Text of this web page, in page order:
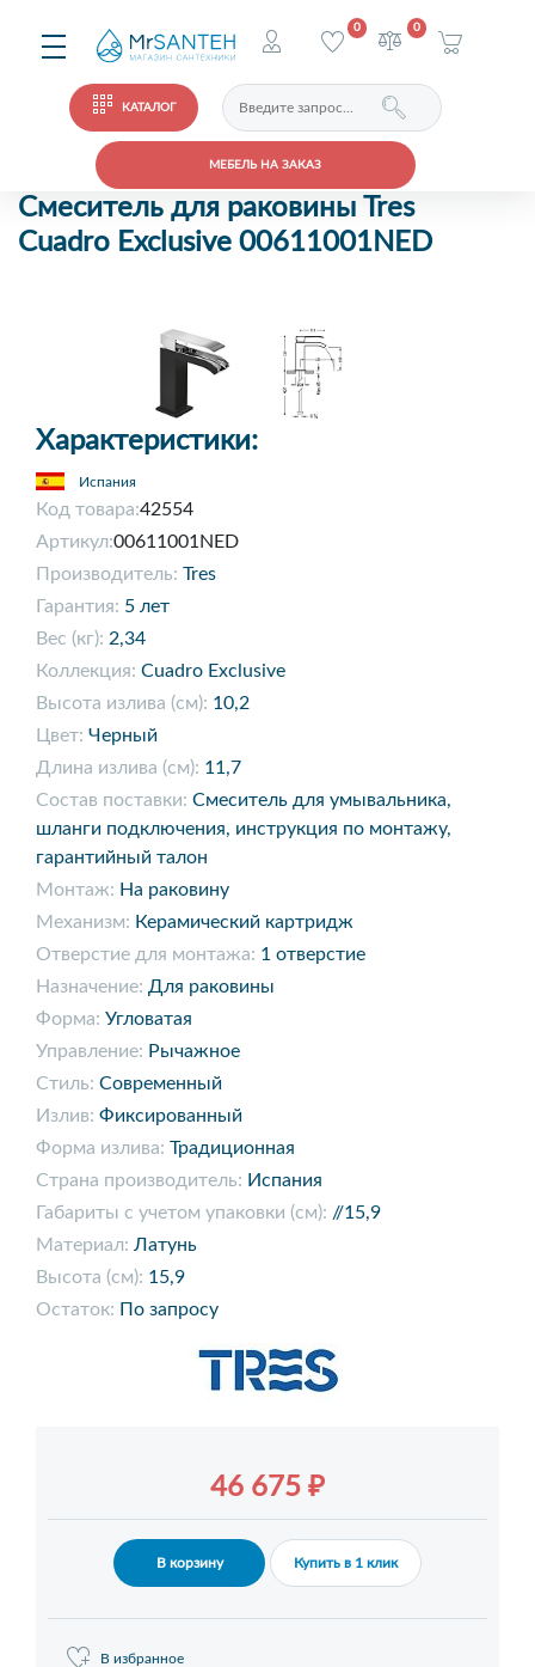
КАТАЛОГ
МЕБЕЛЬ НА ЗАКАЗ
0 0
Смеситель для раковины Tres
Cuadro Exclusive 00611001NED
Характеристики:
Испания
Код товара:42554
Артикул:00611001NED
Производитель: Tres
Гарантия: 5 лет
Вес (кг): 2,34
Коллекция: Cuadro Exclusive
Высота излива (см): 10,2
Цвет: Черный
Длина излива (см): 11,7
Состав поставки: Смеситель для умывальника,
шланги подключения, инструкция по монтажу,
гарантийный талон
Монтаж: На раковину
Механизм: Керамический картридж
Отверстие для монтажа: 1 отверстие
Назначение: Для раковины
Форма: Угловатая
Управление: Рычажное
Стиль: Современный
Излив: Фиксированный
Форма излива: Традиционная
Страна производитель: Испания
Габариты с учетом упаковки (см): //15,9
Материал: Латунь
Высота (см): 15,9
Остаток: По запросу
46 675 ₽
В корзину Купить в 1 клик
В избранное